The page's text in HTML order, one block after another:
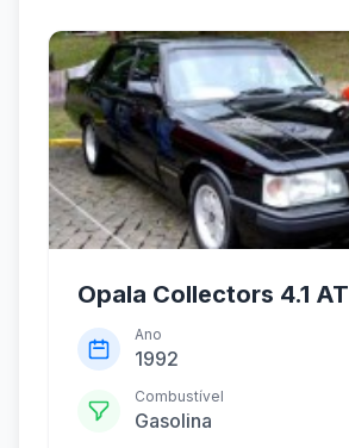
Opala Collectors 4.1 AT
Ano
1992
Combustível
Gasolina